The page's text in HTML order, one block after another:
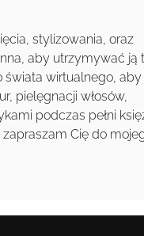
stylizowania, oraz
aby utrzymywać ją
świata wirtualnego, aby
pielęgnacji włosów,
podczas pełni
Cię do